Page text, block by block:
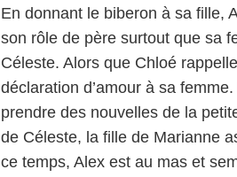
En donnant le biberon à sa fille,
son rôle de père surtout que sa
Céleste. Alors que Chloé
déclaration d’amour à sa
prendre des nouvelles de la
de Céleste, la fille de Marianne
ce temps, Alex est au mas et